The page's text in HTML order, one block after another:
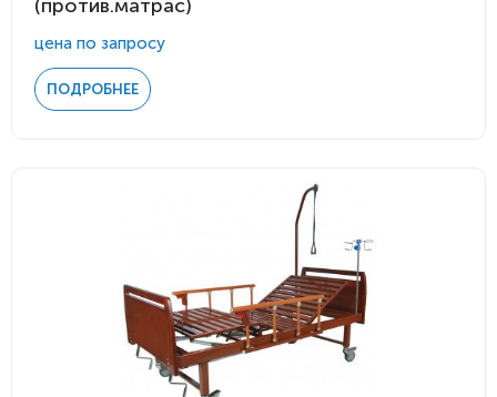
(против.матрас)
цена по запросу
ПОДРОБНЕЕ